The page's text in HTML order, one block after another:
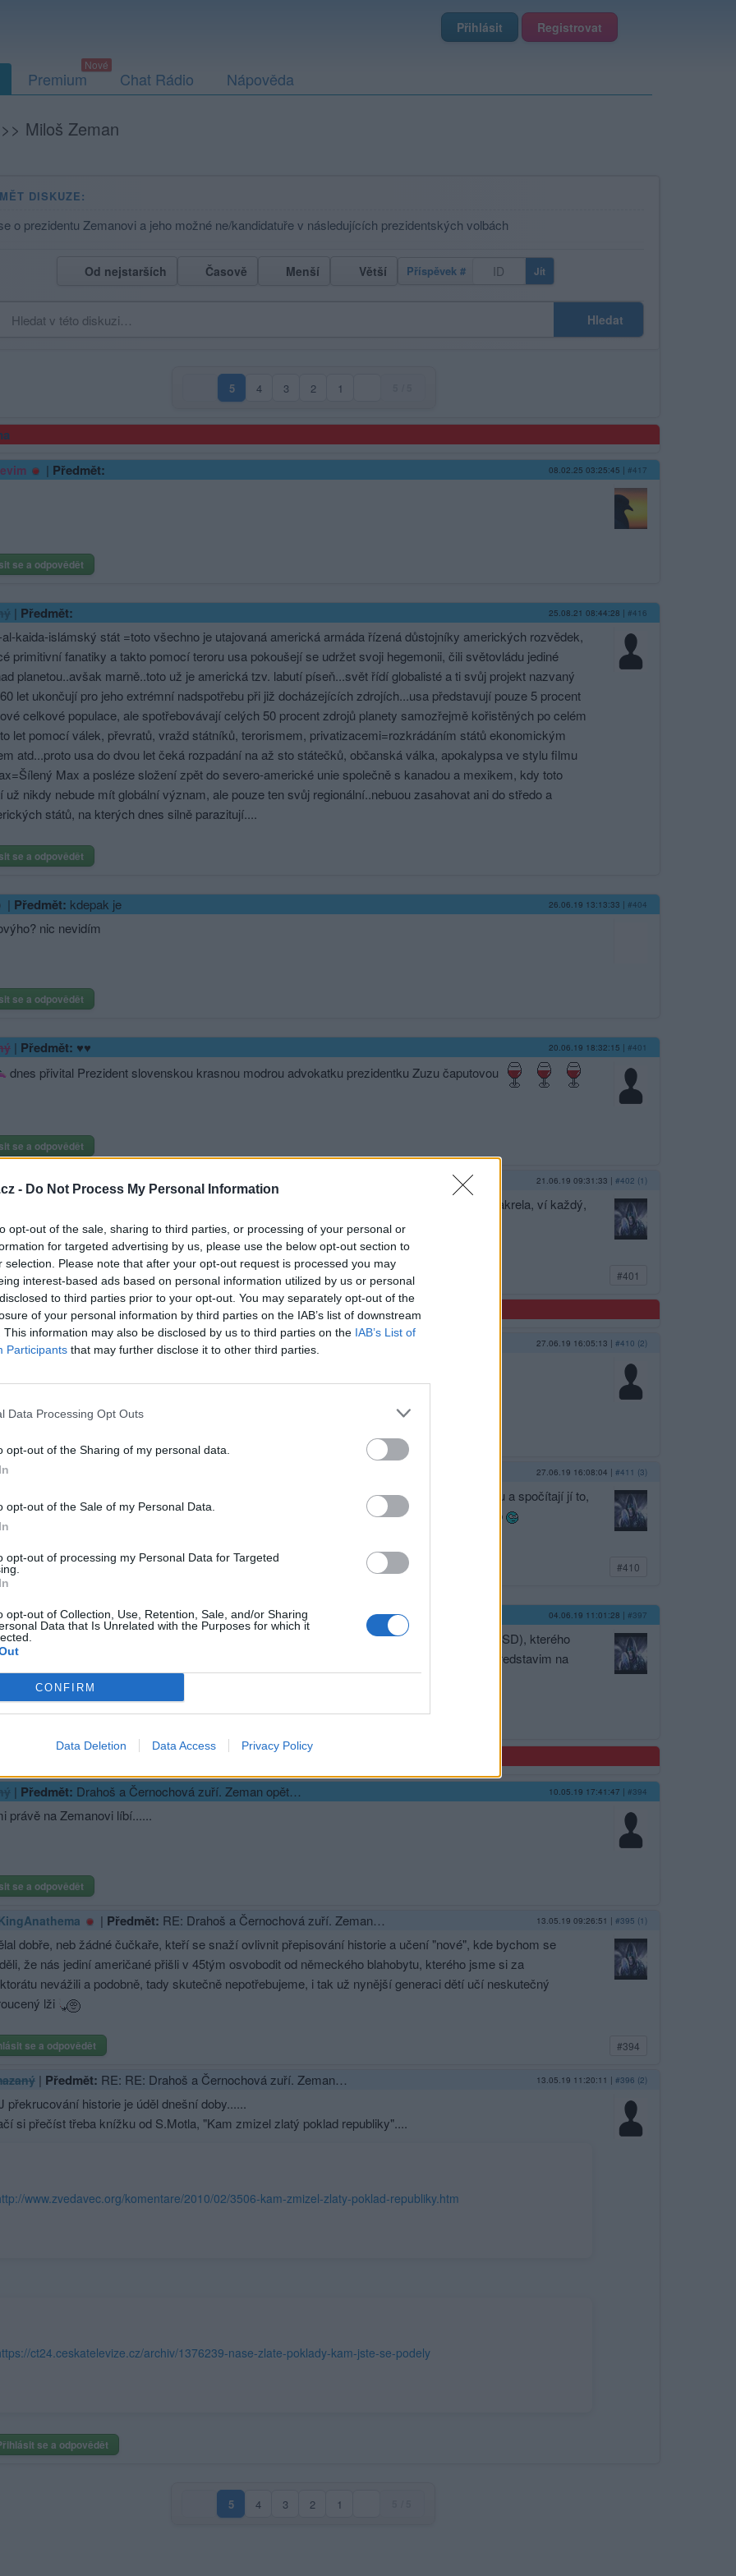
- Do Not Process My Personal Information
opt-out of the sale, sharing to third parties, or processing of your personal or
for targeted advertising by us, please use the below opt-out section to
selection. Please note that after your opt-out request is processed you may
interest-based ads based on personal information utilized by us or personal
to third parties prior to your opt-out. You may separately opt-out of the
of your personal information by third parties on the IAB’s list of downstream
This information may also be disclosed by us to third parties on the IAB’s List of
Participants that may further disclose it to other third parties.
Data Processing Opt Outs
opt-out of the Sharing of my personal data.
opt-out of the Sale of my Personal Data.
opt-out of processing my Personal Data for Targeted
opt-out of Collection, Use, Retention, Sale, and/or Sharing
Data that Is Unrelated with the Purposes for which it
CONFIRM
Data Deletion Data Access Privacy Policy
Přihlásit Registrovat
Premium Chat Rádio Nápověda
>> Miloš Zeman
DISKUZE:
o prezidentu Zemanovi a jeho možné ne/kandidatuře v následujících prezidentských volbách
Od nejstarších Časově Menší Větší Příspěvek # Jít
Hledat
5(aktuální strana)
4 3 2 1
| Předmět: 08.02.25 03:25:45 | #417
se a odpovědět
| Předmět: 25.08.21 08:44:28 | #416
al-kaida-islámský stát =toto všechno je utajovaná americká armáda řízená důstojníky amerických rozvědek,
primitivní fanatiky a takto pomocí teroru usa pokoušejí se udržet svoji hegemonii, čili světovládu jediné
planetou..avšak marně..toto už je americká tzv. labutí píseň...svět řídí globalisté a ti svůj projekt nazvaný
let ukončují pro jeho extrémní nadspotřebu při již docházejících zdrojích...usa představují pouze 5 procent
celkové populace, ale spotřebovávají celých 50 procent zdrojů planety samozřejmě kořistěných po celém
let pomocí válek, převratů, vražd státníků, terorismem, privatizacemi=roz­krádáním států ekonomickým
atd...proto usa do dvou let čeká rozpadání na až sto státečků, občanská válka, apokalypsa ve stylu filmu
Max a posléze složení zpět do severo-americké unie společně s kanadou a mexikem, kdy toto
už nikdy nebude mít globální význam, ale pouze ten svůj regionální..nebuou zasahovat ani do středo a
států, na kterých dnes silně parazitují....
se a odpovědět
| Předmět: kdepak je 26.06.19 13:13:33 | #404
nic nevidím
se a odpovědět
| Předmět: ♥♥ 20.06.19 18:32:15 | #401
dnes přivital Prezident slovenskou krasnou modrou advokatku prezidentku Zuzu čaputovou
se a odpovědět
Předmět: 21.06.19 09:31:33 | #402 (1)
toho, že je zelená tak to, že Čaputová je Sorošová odnož a vítačka stejně jako Merkelová Makrela, ví každý,
zajímá o politiku. Více netřeba komentovat.
se a odpovědět #401
| Předmět: RE: RE: ♥♥ 27.06.19 16:05:13 | #410 (2)
LichKingAnathema 27.06.19 16:08:04 | #411 (3)
Uvidí se hele, slováci jsou výbušnějšího charakteru, tak pokud udělá botu, tak snad prohlédnou a spočítají jí to,
buďme zatím rádi, co máme my neb....bude hůř a ne jak říká jeden řepkobaron, že bude líp
Přihlásit se a odpovědět #410
|Předmět:Zeman nechává ČSSD s výměnou Staňka… 04.06.19 11:01:28 | #397
prezident Miloš Zeman postupovat v případě odvolání ministra kultury Antonína Staňka (ČSSD), kterého
místopředseda soc. dem. Michal Šmarda. // Pokaždé, když na něco takového dojde si představim na
Drahoše a říkám si zaplaťsatan, ještě že je tam Zeman
| Předmět: Drahoš a Černochová zuří. Zeman opět… 10.05.19 17:41:47 | #394
právě na Zemanovi líbí......
se a odpovědět
| Předmět: RE: Drahoš a Černochová zuří. Zeman… 13.05.19 09:26:51 | #395 (1)
dobře, neb žádné čučkaře, kteří se snaží ovlivnit přepisování historie a učení "nové", kde bychom se
že nás jediní američané přišli v 45tým osvobodit od německého blahobytu, kterého jsme si za
nevážili a podobně, tady skutečně nepotřebujeme, i tak už nynější generaci dětí učí neskutečný
lži
se a odpovědět #394
| Předmět: RE: RE: Drahoš a Černochová zuří. Zeman… 13.05.19 11:20:11 | #396 (2)
překrucování historie je úděl dnešní doby......
si přečíst třeba knížku od S.Motla, "Kam zmizel zlatý poklad republiky"....
www.zvedavec.org/komentare/2010/02/3506-kam-zmizel-zlaty-poklad-republiky.htm
ct24.ceskatelevize.cz/archiv/1376239-nase-zlate-poklady-kam-jste-se-podely
se a odpovědět
5(aktuální strana)
4 3 2 1